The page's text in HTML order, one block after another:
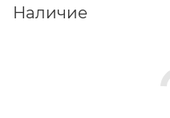
в патроне электродрели.
Наличие